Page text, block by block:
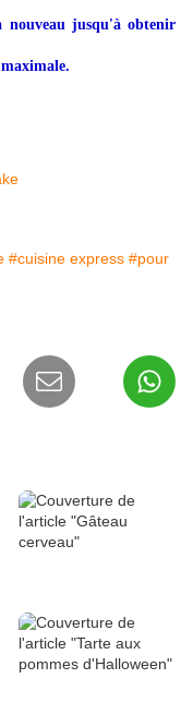
jusqu'à obtenir
#cuisine express #pour